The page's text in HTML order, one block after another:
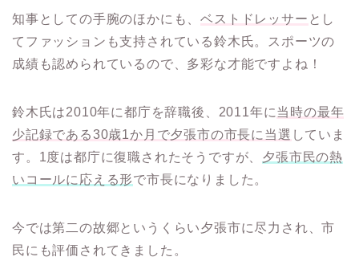
知事としての手腕のほかにも、ベストドレッサー とし
てファッションも支持されている鈴木氏。スポーツの
成績も認められているので、多彩な才能ですよね！
鈴木氏は2010年に都庁を辞職後、2011年に当時の最年
少記録である30歳1か月で夕張市の市長に当選 していま
す。1度は都庁に復職されたそうですが、 夕張市民の熱
いコールに応える形で市長になりました。
今では第二の故郷というくらい夕張市に尽力され、市
民にも評価されてきました。